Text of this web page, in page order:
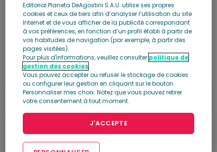
apparaissent dans Marvel’s Avengers.
Découvrez les premiers
numéros
2
Editorial Planeta DeAgostini S.A.U. utilise ses propres
cookies et ceux de tiers afin d’analyser l’utilisation du site
Internet et de vous afficher de la publicité correspondant
à vos préférences, en fonction d’un profil établi à partir de
vos habitudes de navigation (par exemple, à partir des
pages visitées).
Pour plus d'informations, veuillez consulter politique de
gestion des cookies.
Vous pouvez accepter ou refuser le stockage de cookies
ou configurer leur gestion en cliquant sur le bouton
Personnaliser mes choix. Notez que vous pouvez retirer
votre consentement à tout moment.
J'ACCEPTE